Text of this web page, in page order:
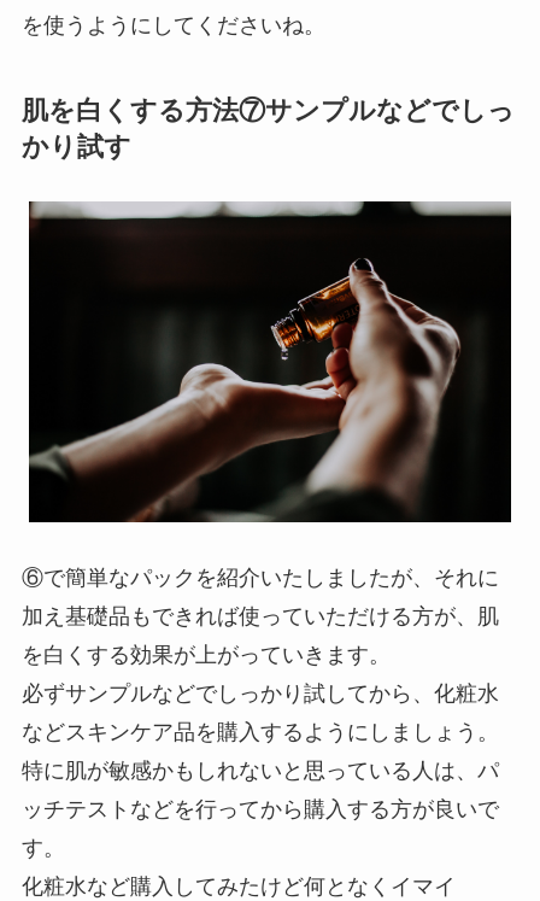
を使うようにしてくださいね。
肌を白くする方法⑦サンプルなどでしっ
かり試す
⑥で簡単なパックを紹介いたしましたが、それに
加え基礎品もできれば使っていただける方が、肌
を白くする効果が上がっていきます。
必ずサンプルなどでしっかり試してから、化粧水
などスキンケア品を購入するようにしましょう。
特に肌が敏感かもしれないと思っている人は、パ
ッチテストなどを行ってから購入する方が良いで
す。
化粧水など購入してみたけど何となくイマイ